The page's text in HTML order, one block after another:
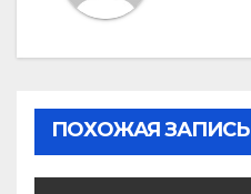
ПОХОЖАЯ ЗАПИСЬ